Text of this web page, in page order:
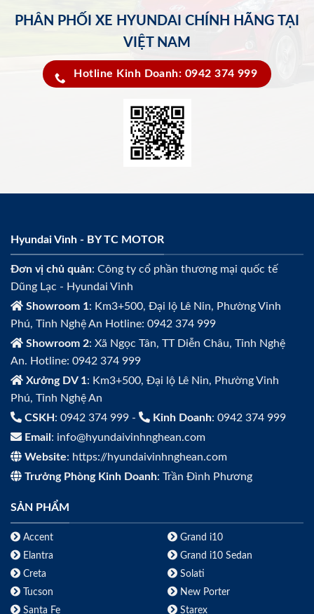
PHÂN PHỐI XE HYUNDAI CHÍNH HÃNG TẠI
VIỆT NAM
Hotline Kinh Doanh: 0942 374 999
Hyundai Vinh - BY TC MOTOR
Đơn vị chủ quản: Công ty cổ phần thương mại quốc tế
Dũng Lạc - Hyundai Vinh
Showroom 1: Km3+500, Đại lộ Lê Nin, Phường Vinh
Phú, Tỉnh Nghệ An Hotline: 0942 374 999
Showroom 2: Xã Ngọc Tân, TT Diễn Châu, Tỉnh Nghệ
An. Hotline: 0942 374 999
Xưởng DV 1: Km3+500, Đại lộ Lê Nin, Phường Vinh
Phú, Tỉnh Nghệ An
CSKH : 0942 374 999 - Kinh Doanh: 0942 374 999
Email : info@hyundaivinhnghean.com
Website: https://hyundaivinhnghean.com
Trưởng Phòng Kinh Doanh: Trần Đình Phương
SẢN PHẨM
Accent
Elantra
Creta
Tucson
Santa Fe
Grand i10
Grand i10 Sedan
Solati
New Porter
Starex